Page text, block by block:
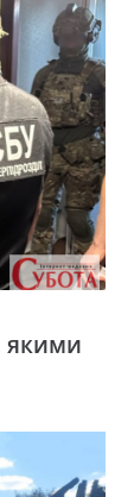
якими